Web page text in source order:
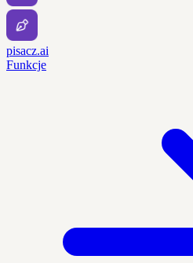
pisacz.ai
Funkcje